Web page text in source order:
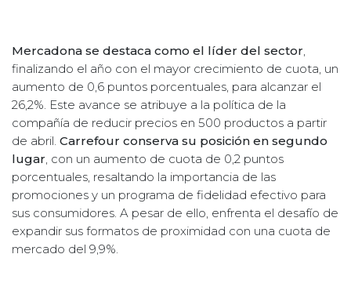
Mercadona se destaca como el líder del sector
finalizando el año con el mayor crecimiento de cuota, un
aumento de 0,6 puntos porcentuales, para alcanzar el
26,2%. Este avance se atribuye a la política de la
compañía de reducir precios en 500 productos a partir
de abril. Carrefour conserva su posición en segundo
lugar , con un aumento de cuota de 0,2 puntos
porcentuales, resaltando la importancia de las
promociones y un programa de fidelidad efectivo para
sus consumidores. A pesar de ello, enfrenta el desafío de
expandir sus formatos de proximidad con una cuota de
mercado del 9,9%.